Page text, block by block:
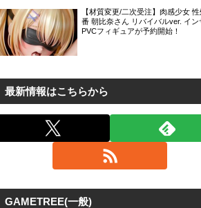
【材質変更/二次受注】肉感少女
番 朝比奈さん リバイバルver. イン
PVCフィギュアが予約開始！
最新情報はこちらから
GAMETREE(一般)